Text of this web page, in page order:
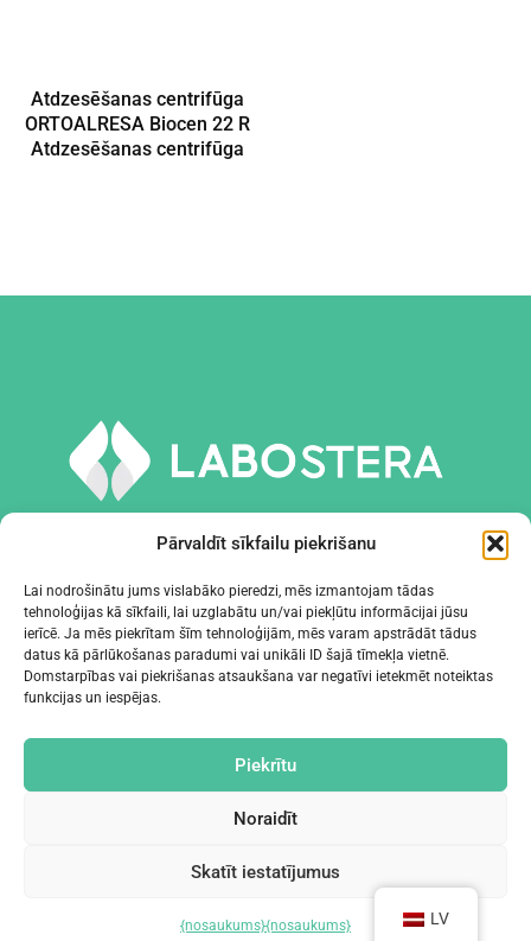
Pārvaldīt sīkfailu piekrišanu
Lai nodrošinātu jums vislabāko pieredzi, mēs izmantojam tādas
tehnoloģijas kā sīkfaili, lai uzglabātu un/vai piekļūtu informācijai jūsu
ierīcē. Ja mēs piekrītam šīm tehnoloģijām, mēs varam apstrādāt tādus
datus kā pārlūkošanas paradumi vai unikāli ID šajā tīmekļa vietnē.
Domstarpības vai piekrišanas atsaukšana var negatīvi ietekmēt noteiktas
funkcijas un iespējas.
Piekrītu
Noraidīt
Skatīt iestatījumus
{nosaukums}{nosaukums}
Atdzesēšanas centrifūga
ORTOALRESA Biocen 22 R
Atdzesēšanas centrifūga
INSTRUMENTI UN APRĪKOJUMS
UZŅĒMUMS
LV